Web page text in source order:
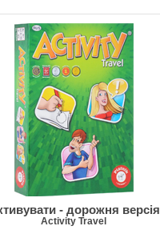
- дорожня версія
Activity Travel